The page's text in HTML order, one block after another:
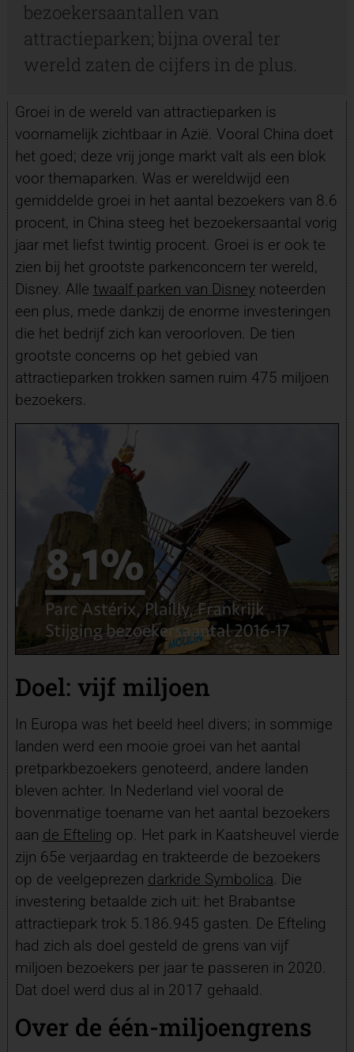
bezoekersaantallen van
attractieparken; bijna overal ter
wereld zaten de cijfers in de plus.
Groei in de wereld van attractieparken is
voornamelijk zichtbaar in Azië. Vooral China doet
het goed; deze vrij jonge markt valt als een blok
voor themaparken. Was er wereldwijd een
gemiddelde groei in het aantal bezoekers van 8.6
procent, in China steeg het bezoekersaantal vorig
jaar met liefst twintig procent. Groei is er ook te
zien bij het grootste parkenconcern ter wereld,
Disney. Alle twaalf parken van Disneynoteerden
een plus, mede dankzij de enorme investeringen
die het bedrijf zich kan veroorloven. De tien
grootste concerns op het gebied van
attractieparken trokken samen ruim 475 miljoen
bezoekers.
Doel: vijf miljoen
In Europa was het beeld heel divers; in sommige
landen werd een mooie groei van het aantal
pretparkbezoekers genoteerd, andere landen
bleven achter. In Nederland viel vooral de
bovenmatige toename van het aantal bezoekers
aan de Efteling op. Het park in Kaatsheuvel vierde
zijn 65e verjaardag en trakteerde de bezoekers
op de veelgeprezen darkride Symbolica. Die
investering betaalde zich uit: het Brabantse
attractiepark trok 5.186.945 gasten. De Efteling
had zich als doel gesteld de grens van vijf
miljoen bezoekers per jaar te passeren in 2020.
Dat doel werd dus al in 2017 gehaald.
Over de één-miljoengrens